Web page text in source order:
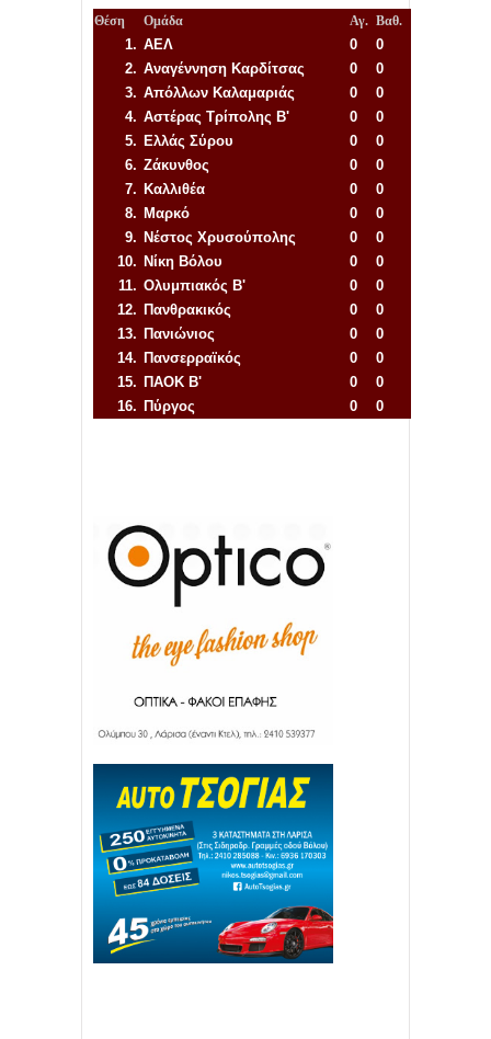
Θέση Ομάδα Αγ. Βαθ.
1. ΑΕΛ 0
0
2. Αναγέννηση Καρδίτσας 0
0
3. Απόλλων Καλαμαριάς 0
0
4. Αστέρας Τρίπολης Β' 0
0
5. Ελλάς Σύρου 0
0
6. Ζάκυνθος 0
0
7. Καλλιθέα 0
0
8. Μαρκό 0
0
9. Νέστος Χρυσούπολης 0
0
10. Νίκη Βόλου 0
0
11. Ολυμπιακός Β' 0
0
12. Πανθρακικός 0
0
13. Πανιώνιος 0
0
14. Πανσερραϊκός 0
0
15. ΠΑΟΚ Β' 0
0
16. Πύργος 0
0